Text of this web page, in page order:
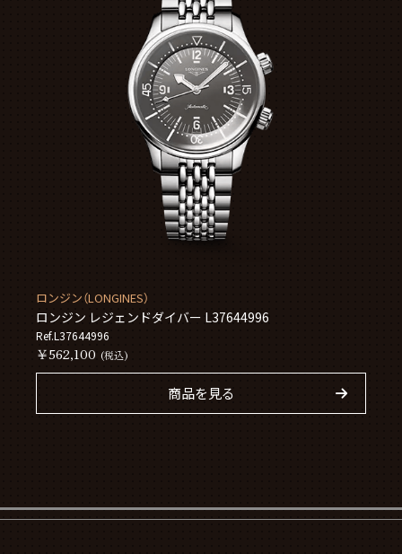
ロンジン（LONGINES）
ロンジン レジェンドダイバー L37644996
Ref.L37644996
￥562,100 (税込)
商品を見る